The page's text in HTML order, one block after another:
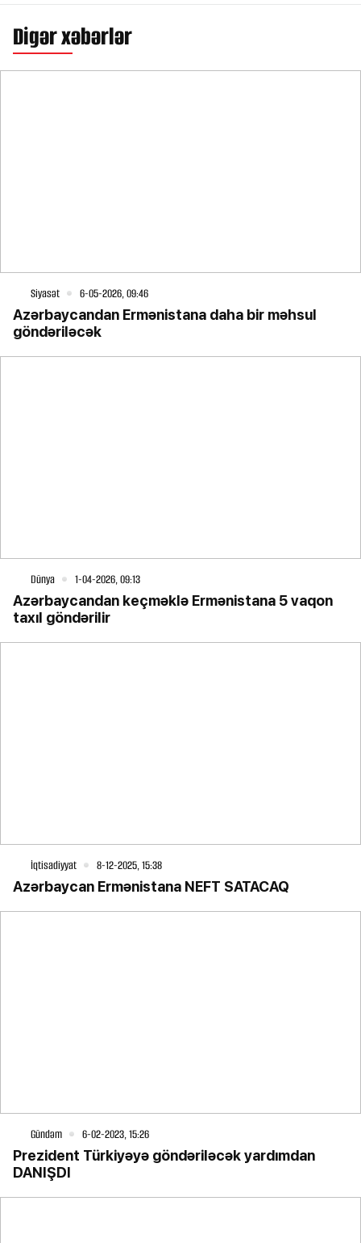
Digər xəbərlər
Siyasət 6-05-2026, 09:46
Azərbaycandan Ermənistana daha bir məhsul
göndəriləcək
Dünya 1-04-2026, 09:13
Azərbaycandan keçməklə Ermənistana 5 vaqon
taxıl göndərilir
İqtisadiyyat 8-12-2025, 15:38
Azərbaycan Ermənistana NEFT SATACAQ
Gündəm 6-02-2023, 15:26
Prezident Türkiyəyə göndəriləcək yardımdan
DANIŞDI